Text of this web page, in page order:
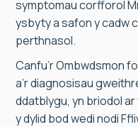
symptomau corfforol
ysbyty a safon y cadw
perthnasol.
Canfu’r Ombwdsmon
a’r diagnosisau
ddatblygu, yn briodol ar
y dylid bod wedi nodi